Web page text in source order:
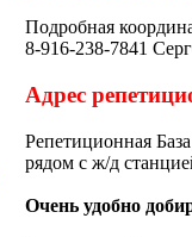
Подробная
8-916-238-7841
Адрес
Репетиционная
рядом с ж/д
Очень удобно